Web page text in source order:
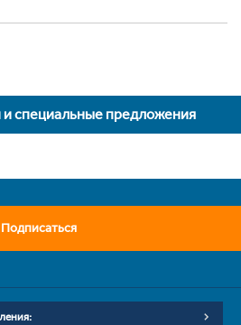
и специальные предложения
Подписаться